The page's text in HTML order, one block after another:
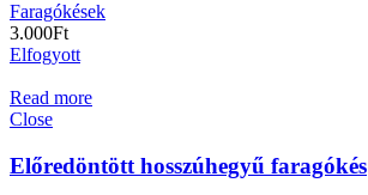
Faragókések
3.000Ft
Elfogyott
Read more
Close
Előredöntött hosszúhegyű faragókés